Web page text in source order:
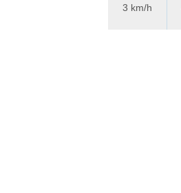
3 km/h